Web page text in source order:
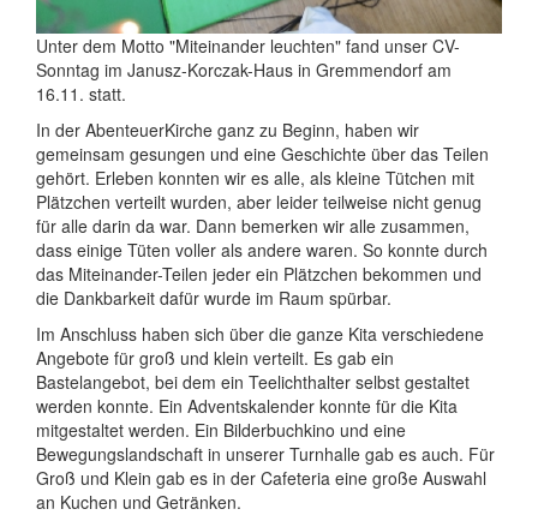
Unter dem Motto "Miteinander leuchten" fand unser CV-
Sonntag im Janusz-Korczak-Haus in Gremmendorf am
16.11. statt.
In der AbenteuerKirche ganz zu Beginn, haben wir
gemeinsam gesungen und eine Geschichte über das Teilen
gehört. Erleben konnten wir es alle, als kleine Tütchen mit
Plätzchen verteilt wurden, aber leider teilweise nicht genug
für alle darin da war. Dann bemerken wir alle zusammen,
dass einige Tüten voller als andere waren. So konnte durch
das Miteinander-Teilen jeder ein Plätzchen bekommen und
die Dankbarkeit dafür wurde im Raum spürbar.
Im Anschluss haben sich über die ganze Kita verschiedene
Angebote für groß und klein verteilt. Es gab ein
Bastelangebot, bei dem ein Teelichthalter selbst gestaltet
werden konnte. Ein Adventskalender konnte für die Kita
mitgestaltet werden. Ein Bilderbuchkino und eine
Bewegungslandschaft in unserer Turnhalle gab es auch. Für
Groß und Klein gab es in der Cafeteria eine große Auswahl
an Kuchen und Getränken.